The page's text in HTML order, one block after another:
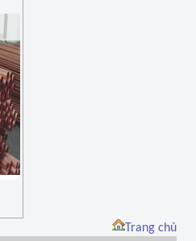
Trang chủ